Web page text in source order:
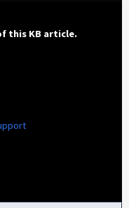
this KB article.